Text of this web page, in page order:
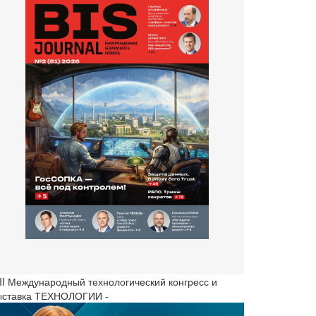
Международный технологический конгресс и
ТЕХНОЛОГИИ -